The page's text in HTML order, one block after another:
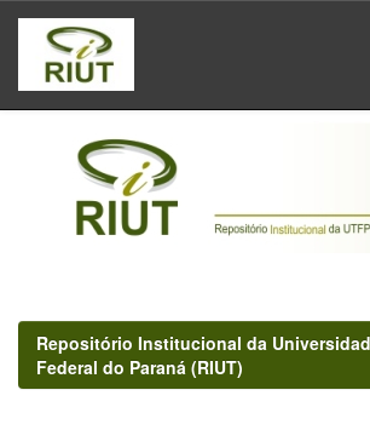
Skip
navigation
Repositório Institucional da
Federal do Paraná (RIUT)